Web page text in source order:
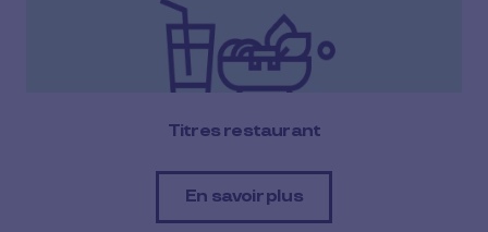
Titres restaurant
En savoir plus